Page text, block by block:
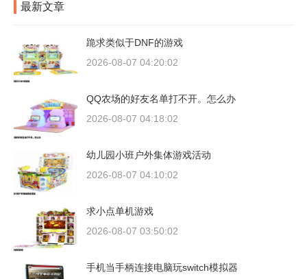
最新文章
跪求类似于DNF的游戏
2026-08-07 04:20:02
QQ农场的好友名单打不开。怎么办
2026-08-07 04:18:02
幼儿园小班户外集体游戏活动
2026-08-07 04:10:02
求小点单机游戏
2026-08-07 03:50:02
手机当手柄连接电脑玩switch模拟器